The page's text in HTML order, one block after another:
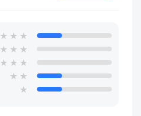
★ ★ ★
★ ★ ★
★ ★ ★
★ ★
★